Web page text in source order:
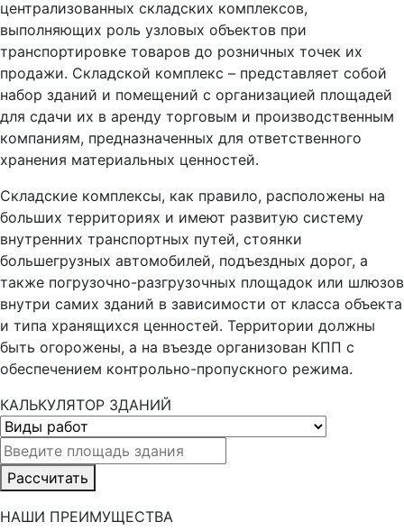
централизованных складских комплексов,
выполняющих роль узловых объектов при
транспортировке товаров до розничных точек их
продажи. Складской комплекс – представляет собой
набор зданий и помещений с организацией площадей
для сдачи их в аренду торговым и производственным
компаниям, предназначенных для ответственного
хранения материальных ценностей.
Складские комплексы, как правило, расположены на
больших территориях и имеют развитую систему
внутренних транспортных путей, стоянки
большегрузных автомобилей, подъездных дорог, а
также погрузочно-разгрузочных площадок или шлюзов
внутри самих зданий в зависимости от класса объекта
и типа хранящихся ценностей. Территории должны
быть огорожены, а на въезде организован КПП с
обеспечением контрольно-пропускного режима.
КАЛЬКУЛЯТОР ЗДАНИЙ
Рассчитать
НАШИ ПРЕИМУЩЕСТВА